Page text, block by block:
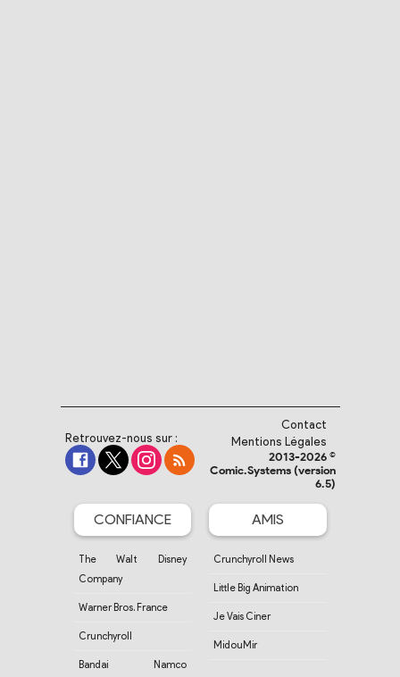
Retrouvez-nous sur :
Contact
Mentions Légales
2013-2026 ©
Comic.Systems (version
6.5)
CONFIANCE
The Walt Disney
Company
Warner Bros. France
Crunchyroll
Bandai Namco
AMIS
Crunchyroll News
Little Big Animation
Je Vais Ciner
MidouMir